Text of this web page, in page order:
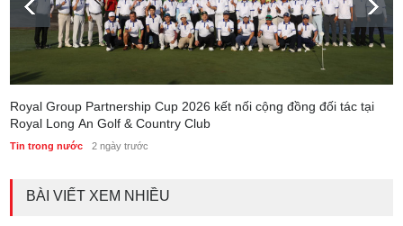
Royal Group Partnership Cup 2026 kết nối cộng đồng đối tác tại
Royal Long An Golf & Country Club
Tin trong nước 2 ngày trước
BÀI VIẾT XEM NHIỀU